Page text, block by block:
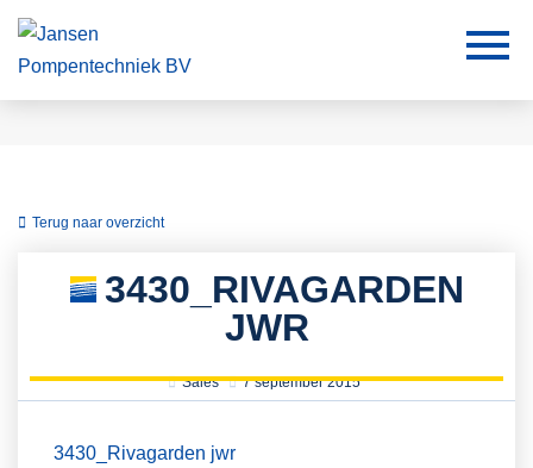
Terug naar overzicht
3430_RIVAGARDEN
JWR
Sales 7 september 2015
3430_Rivagarden jwr